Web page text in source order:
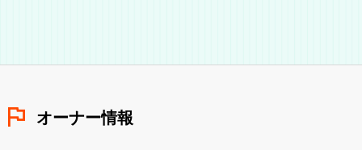
オーナー情報